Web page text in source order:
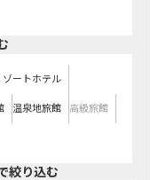
ゾートホテル
温泉地旅館 高級旅館
絞り込む